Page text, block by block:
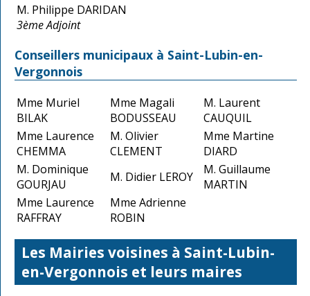
M. Philippe DARIDAN
3ème Adjoint
Conseillers municipaux à Saint-Lubin-en-
Vergonnois
Mme Muriel
BILAK
Mme Magali
BODUSSEAU
M. Laurent
CAUQUIL
Mme Laurence
CHEMMA
M. Olivier
CLEMENT
Mme Martine
DIARD
M. Dominique
GOURJAU
M. Didier LEROY
M. Guillaume
MARTIN
Mme Laurence
RAFFRAY
Mme Adrienne
ROBIN
Les Mairies voisines à Saint-Lubin-
en-Vergonnois et leurs maires